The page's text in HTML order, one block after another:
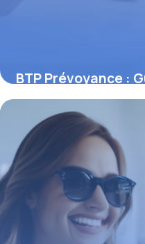
BTP Prévoyance :
6 novembre 2025